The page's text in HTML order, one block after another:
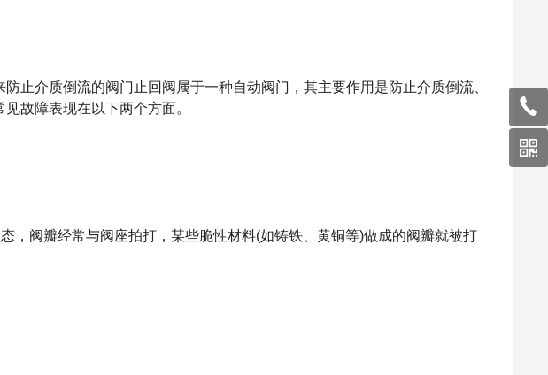
介质倒流的阀门止回阀属于一种自动阀门，其主要作用是防止介质倒流、
故障表现在以下两个方面。
阀瓣经常与阀座拍打，某些脆性材料(如铸铁、黄铜等)做成的阀瓣就被打